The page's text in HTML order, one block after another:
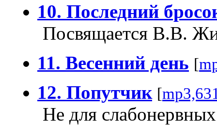
10. Последний
Посвящается В.В.
11. Весенний день [
12. Попутчик [
Не для